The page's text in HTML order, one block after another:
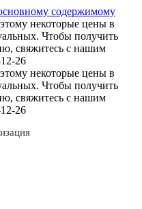
содержимому
некоторые цены в
Чтобы получить
свяжитесь с нашим
26
некоторые цены в
Чтобы получить
свяжитесь с нашим
26